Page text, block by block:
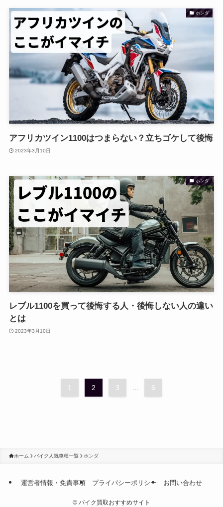
ホンダ
アフリカツイン1100はつまらない？立ちゴケして後悔
2023年3月10日
ホンダ
レブル1100を買って後悔する人・後悔しない人の違い
とは
2023年3月10日
1 2 3 6
ホーム バイク人気車種一覧 ホンダ
運営者情報・免責事項 プライバシーポリシー お問い合わせ
© バイク買取おすすめサイト